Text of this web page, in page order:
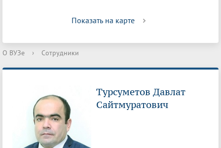
Показать на карте
О ВУЗе › Сотрудники
Турсуметов Давлат
Сайтмуратович